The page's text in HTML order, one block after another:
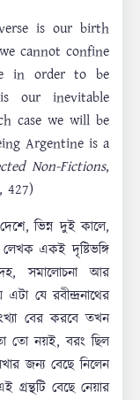
is our birth
cannot confine
in order to be
our inevitable
case we will be
Argentine is a
Non-Fictions,
427)
ভিন্ন দুই কালে,
একই দৃষ্টিভঙ্গি
সমালোচনা আর
যে রবীন্দ্রনাথের
বের করবে তখন
তো নয়ই, বরং ছিল
জন্য বেছে নিলেন
গ্রন্থটি বেছে নেয়ার